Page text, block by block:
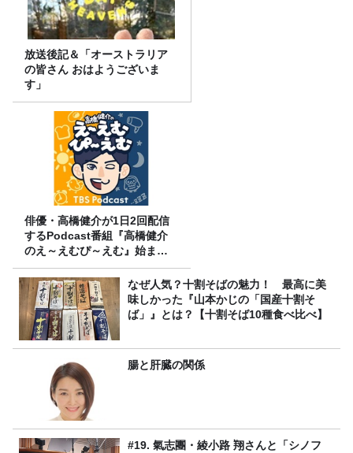
放送後記＆「オーストラリア
の皆さん おはようございま
す」
俳優・高橋健介が1日2回配信
するPodcast番組『高橋健介
のえ～えむぴ～えむ』始まり
ます
なぜ人気？十割そばの魅力！ 最高に美
味しかった『山本かじの「国産十割そ
ば」』とは？【十割そば10種食べ比べ】
腸と肝臓の関係
#19. 氣志團・綾小路 翔さんと「シノフ